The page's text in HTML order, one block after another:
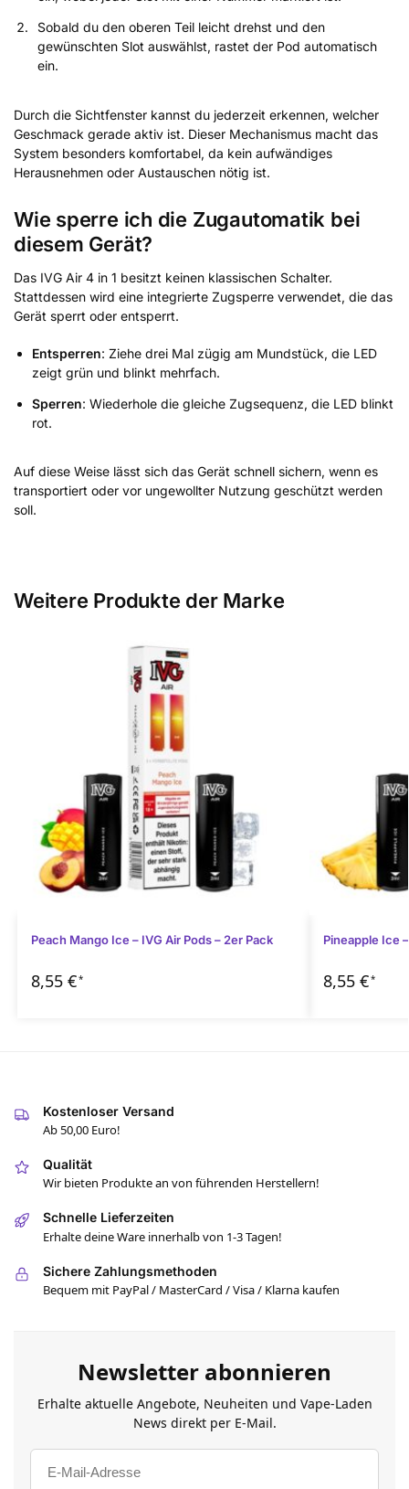
Sobald du den oberen Teil leicht drehst und den
gewünschten Slot auswählst, rastet der Pod automatisch
ein.
Durch die Sichtfenster kannst du jederzeit erkennen, welcher
Geschmack gerade aktiv ist. Dieser Mechanismus macht das
System besonders komfortabel, da kein aufwändiges
Herausnehmen oder Austauschen nötig ist.
Wie sperre ich die Zugautomatik bei
diesem Gerät?
Das IVG Air 4 in 1 besitzt keinen klassischen Schalter.
Stattdessen wird eine integrierte Zugsperre verwendet, die das
Gerät sperrt oder entsperrt.
Entsperren: Ziehe drei Mal zügig am Mundstück, die LED
zeigt grün und blinkt mehrfach.
Sperren: Wiederhole die gleiche Zugsequenz, die LED blinkt
rot.
Auf diese Weise lässt sich das Gerät schnell sichern, wenn es
transportiert oder vor ungewollter Nutzung geschützt werden
soll.
Weitere Produkte der Marke
Peach Mango Ice – IVG Air Pods – 2er Pack
8,55 €*
Pineapple Ice
8,55 €*
Kostenloser Versand
Ab 50,00 Euro!
Qualität
Wir bieten Produkte an von führenden Herstellern!
Schnelle Lieferzeiten
Erhalte deine Ware innerhalb von 1-3 Tagen!
Sichere Zahlungsmethoden
Bequem mit PayPal / MasterCard / Visa / Klarna kaufen
Newsletter abonnieren
Erhalte aktuelle Angebote, Neuheiten und Vape-Laden
News direkt per E-Mail.